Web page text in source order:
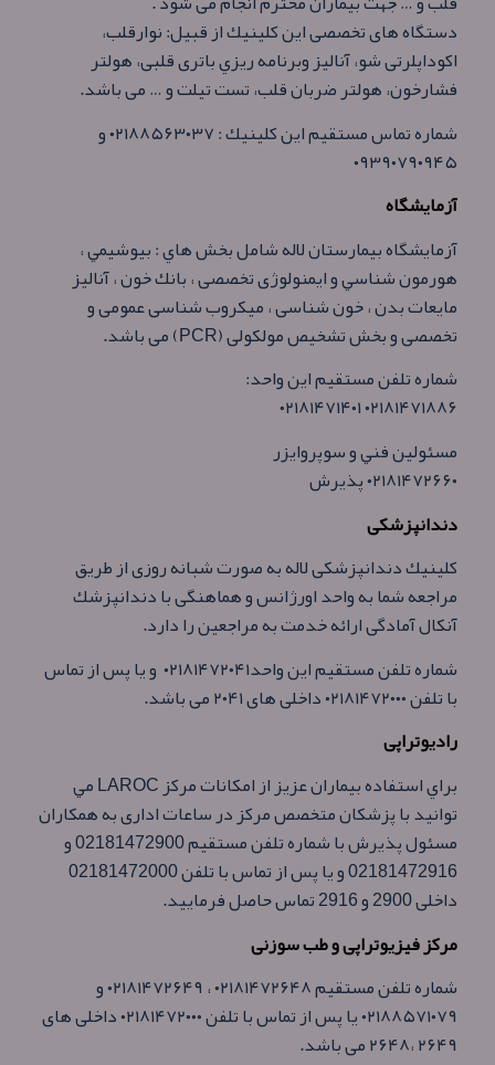
دستگاه های تخصصی اين كلينيك از قبيل: نوارقلب،
اكوداپلرتی شو، آناليز وبرنامه ريزي باتری قلبی، هولتر
فشارخون، هولتر ضربان قلب، تست تيلت و … می باشد.
شماره تماس مستقيم اين كلينيك : ۰۲۱۸۸۵۶۳۰۳۷ و
۰۹۳۹۰۷۹۰۹۴۵
آزمايشگاه
آزمايشگاه بيمارستان لاله شامل بخش هاي : بيوشيمي ،
هورمون شناسي و ايمنولوژی تخصصی ، بانك خون ، آناليز
مايعات بدن ، خون شناسی ، ميكروب شناسی عمومی و
تخصصی و بخش تشخيص مولكولی (PCR) می باشد.
شماره تلفن مستقيم اين واحد:
۰۲۱۸۱۴۷۱۸۸۶ ۰۲۱۸۱۴۷۱۴۰۱
مسئولين فني و سوپروايزر
۰۲۱۸۱۴۷۲۶۶۰ پذيرش
دندانپزشكی
كلينيك دندانپزشكی لاله به صورت شبانه روزی از طريق
مراجعه شما به واحد اورژانس و هماهنگی با دندانپزشك
آنكال آمادگی ارائه خدمت به مراجعين را دارد.
شماره تلفن مستقيم اين واحد۰۲۱۸۱۴۷۲۰۴۱ و يا پس از تماس
با تلفن ۰۲۱۸۱۴۷۲۰۰۰ داخلی های ۲۰۴۱ می باشد.
راديوتراپی
براي استفاده بيماران عزيز از امكانات مركز LAROC مي
توانيد با پزشكان متخصص مركز در ساعات اداری به همكاران
مسئول پذيرش با شماره تلفن مستقيم 02181472900 و
02181472916 و يا پس از تماس با تلفن 02181472000
داخلی 2900 و 2916 تماس حاصل فرماييد.
مركز فيزيوتراپی و طب سوزنی
شماره تلفن مستقيم ۰۲۱۸۱۴۷۲۶۴۸ ، ۰۲۱۸۱۴۷۲۶۴۹ و
۰۲۱۸۸۵۷۱۰۷۹ يا پس از تماس با تلفن ۰۲۱۸۱۴۷۲۰۰۰ داخلی های
۲۶۴۹ ،۲۶۴۸ می باشد.